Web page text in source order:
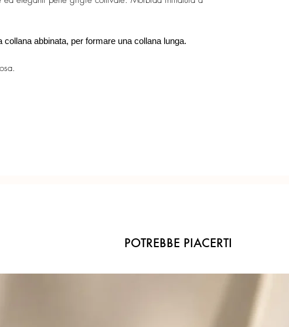
collana abbinata, per formare una collana lunga.
POTREBBE PIACERTI